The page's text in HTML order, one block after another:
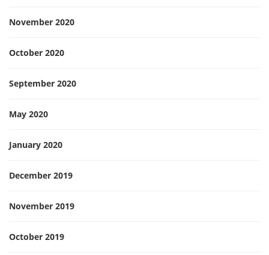
November 2020
October 2020
September 2020
May 2020
January 2020
December 2019
November 2019
October 2019